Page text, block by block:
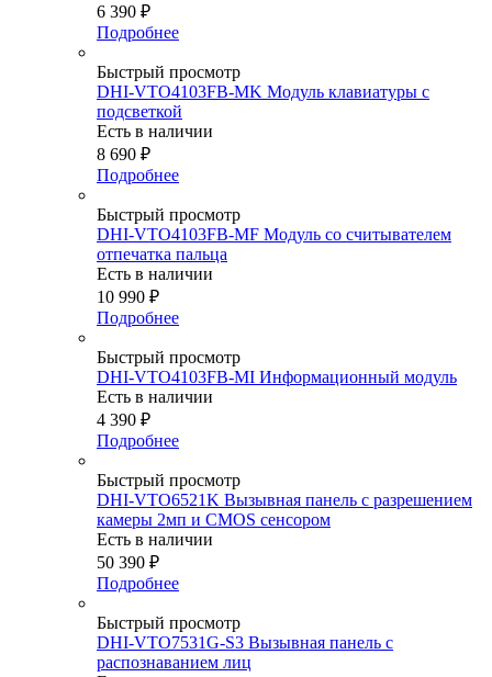
6 390 ₽
Подробнее
Быстрый просмотр
DHI-VTO4103FB-MK Модуль клавиатуры с
подсветкой
Есть в наличии
8 690 ₽
Подробнее
Быстрый просмотр
DHI-VTO4103FB-MF Модуль со считывателем
отпечатка пальца
Есть в наличии
10 990 ₽
Подробнее
Быстрый просмотр
DHI-VTO4103FB-MI Информационный модуль
Есть в наличии
4 390 ₽
Подробнее
Быстрый просмотр
DHI-VTO6521K Вызывная панель с разрешением
камеры 2мп и CMOS сенсором
Есть в наличии
50 390 ₽
Подробнее
Быстрый просмотр
DHI-VTO7531G-S3 Вызывная панель c
распознаванием лиц